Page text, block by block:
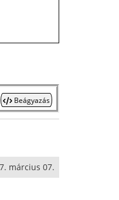
Beágyazás
március 07.